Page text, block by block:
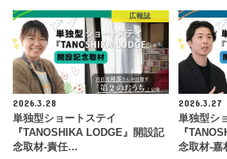
広報誌
2026.3.28
単独型ショートステイ
『TANOSHIKA LODGE』開設記
念取材-責任…
2026.3.27
単独型シ
『
念取材-